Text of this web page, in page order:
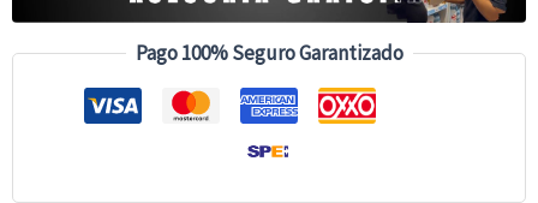
Pago 100% Seguro Garantizado